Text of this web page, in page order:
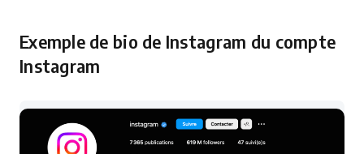
Exemple de bio de Instagram du compte
Instagram